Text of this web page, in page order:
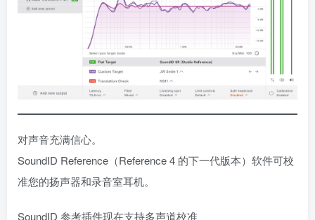
对声音充满信心。
SoundID Reference（Reference 4 的下一代版本）软件可校
准您的扬声器和录音室耳机。
SoundID 参考插件现在支持多声道校准